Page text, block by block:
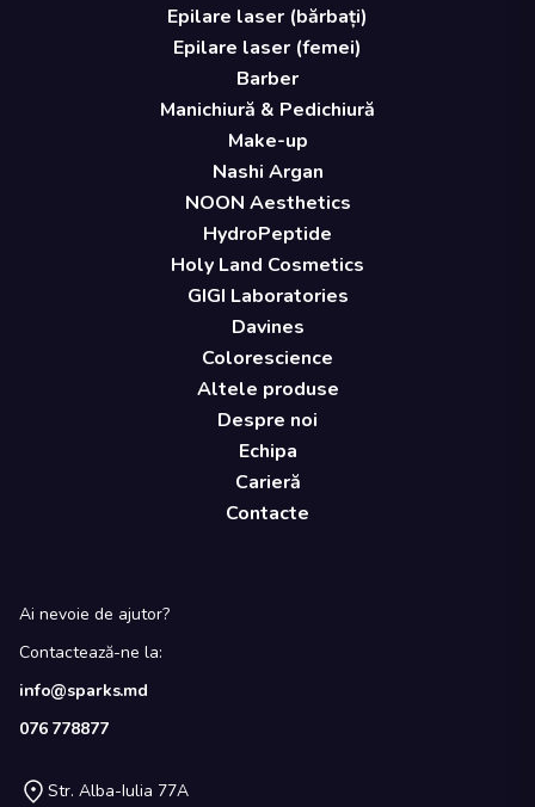
Epilare laser (bărbați)
Epilare laser (femei)
Barber
Manichiură & Pedichiură
Make-up
Nashi Argan
NOON Aesthetics
HydroPeptide
Holy Land Cosmetics
GIGI Laboratories
Davines
Colorescience
Altele produse
Despre noi
Echipa
Carieră
Contacte
Ai nevoie de ajutor?
Contactează-ne la:
info@sparks.md
076 778877
Str. Alba-Iulia 77A